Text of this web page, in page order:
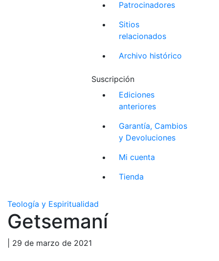
Patrocinadores
Sitios
relacionados
Archivo histórico
Suscripción
Ediciones
anteriores
Garantía, Cambios
y Devoluciones
Mi cuenta
Tienda
Teología y Espiritualidad
Getsemaní
| 29 de marzo de 2021